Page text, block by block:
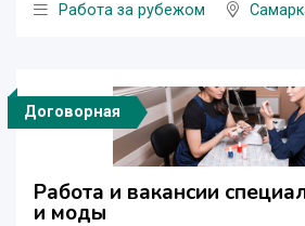
Работа за рубежом
Договорная
Работа и вакансии
и моды